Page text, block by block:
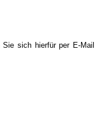
sich hierfür per E-Mail